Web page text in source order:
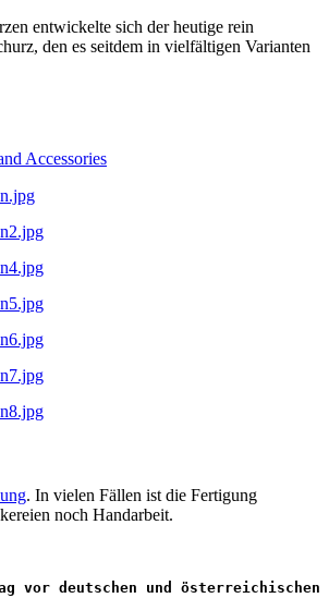
entwickelte sich der heutige rein
den es seitdem in vielfältigen Varianten
Accessories
. In vielen Fällen ist die Fertigung
noch Handarbeit.
vor deutschen und österreichischen